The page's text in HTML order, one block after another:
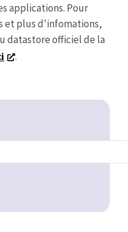
applications. Pour
et plus d'infomations,
datastore officiel de la
.